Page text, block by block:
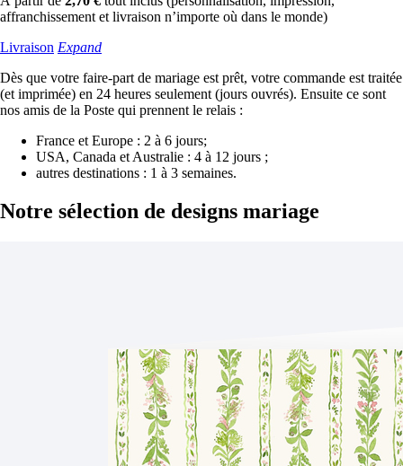
affranchissement et livraison n’importe où dans le monde)
Livraison Expand
Dès que votre faire-part de mariage est prêt, votre commande est traitée
(et imprimée) en 24 heures seulement (jours ouvrés). Ensuite ce sont
nos amis de la Poste qui prennent le relais :
France et Europe : 2 à 6 jours;
USA, Canada et Australie : 4 à 12 jours ;
autres destinations : 1 à 3 semaines.
Notre sélection de designs mariage